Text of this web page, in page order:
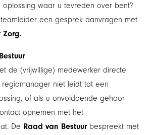
waar u tevreden over bent?
een gesprek aanvragen met
Zorg.
de (vrijwillige) medewerker directe
niet leidt tot een
of als u onvoldoende gehoor
opnemen met het
De Raad van Bestuurbespreekt met